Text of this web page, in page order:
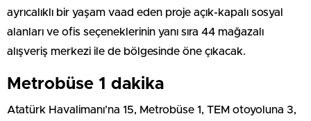
ayrıcalıklı bir yaşam vaad eden proje açık-kapalı sosyal
alanları ve ofis seçeneklerinin yanı sıra 44 mağazalı
alışveriş merkezi ile de bölgesinde öne çıkacak.
Metrobüse 1 dakika
Atatürk Havalimanı’na 15, Metrobüse 1, TEM otoyoluna 3,